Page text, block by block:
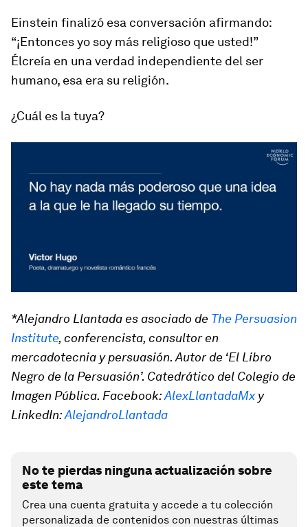
Einstein finalizó esa conversación afirmando:
“¡Entonces yo soy más religioso que usted!”
Élcreía en una verdad independiente del ser
humano, esa era su religión.
¿Cuál es la tuya?
*Alejandro Llantada es asociado de The Persuasion
Institute, conferencista, consultor en
mercadotecnia y persuasión. Autor de ‘El Libro
Negro de la Persuasión’. Catedrático del Colegio de
Imagen Pública. Facebook:AlexLlantadaMxy
LinkedIn:AlejandroLlantada
No te pierdas ninguna actualización sobre
este tema
Crea una cuenta gratuita y accede a tu colección
personalizada de contenidos con nuestras últimas